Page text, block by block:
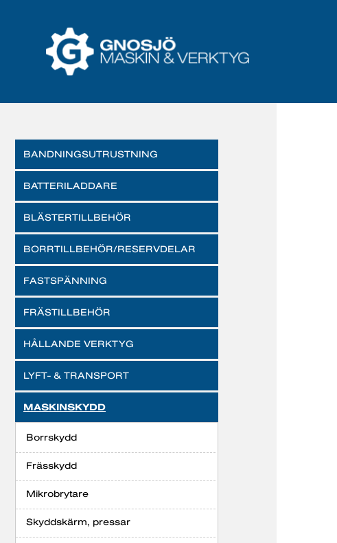
BANDNINGSUTRUSTNING
BATTERILADDARE
BLÄSTERTILLBEHÖR
BORRTILLBEHÖR/RESERVDELAR
FASTSPÄNNING
FRÄSTILLBEHÖR
HÅLLANDE VERKTYG
LYFT- & TRANSPORT
MASKINSKYDD
Borrskydd
Frässkydd
Mikrobrytare
Skyddskärm, pressar